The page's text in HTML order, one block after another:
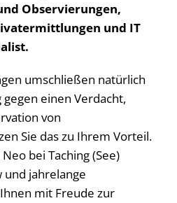
Observierungen,
und IT
umschließen natürlich
einen Verdacht,
von
Sie das zu Ihrem Vorteil.
bei Taching (See)
und jahrelange
mit Freude zur